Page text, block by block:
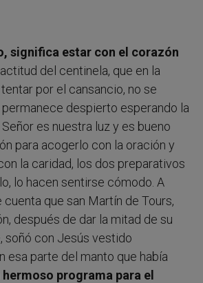
significa estar con el corazón
actitud del centinela, que en la
por el cansancio, no se
despierto esperando la
Señor es nuestra luz y es bueno
para acogerlo con la oración y
la caridad, los dos preparativos
lo hacen sentirse cómodo. A
que san Martín de Tours,
después de dar la mitad de su
soñó con Jesús vestido
esa parte del manto que había
hermoso programa para el